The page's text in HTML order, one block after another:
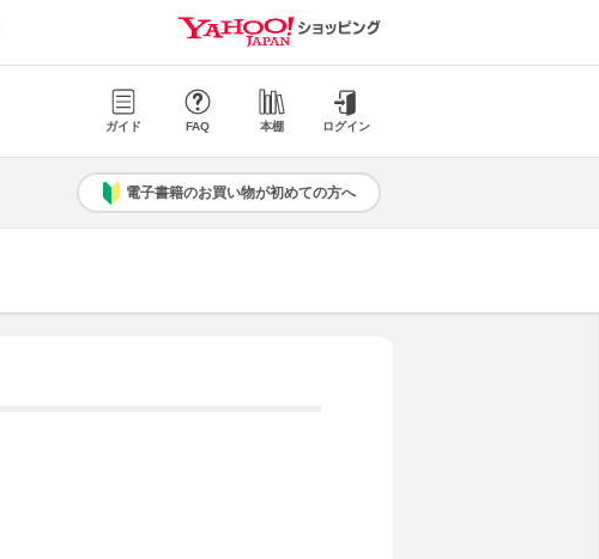
ガイド FAQ 本棚 ログイン
電子書籍のお買い物が初めての方へ